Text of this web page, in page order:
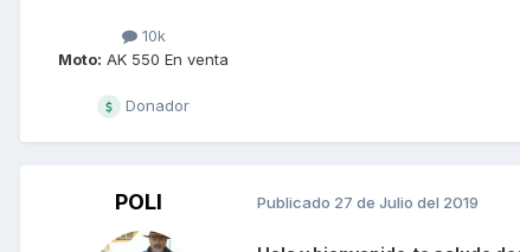
10k
Moto: AK 550 En venta
Donador
POLI Publicado 27 de Julio del 2019